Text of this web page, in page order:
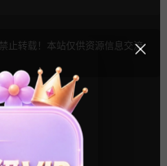
止转载！本站仅供资源信息交流